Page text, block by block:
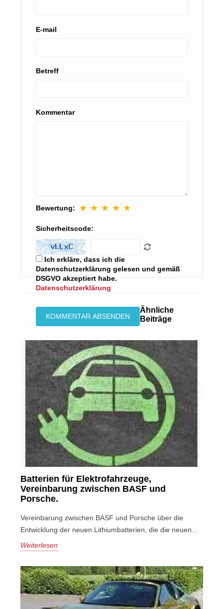
E-mail
Betreff
Kommentar
Bewertung: ★ ★ ★ ★ ★
Sicherheitscode:
Ich erkläre, dass ich die
Datenschutzerklärung gelesen und gemäß
DSGVO akzeptiert habe.
Datenschutzerklärung
Ähnliche
Beiträge
Batterien für Elektrofahrzeuge,
Vereinbarung zwischen BASF und
Porsche.
Vereinbarung zwischen BASF und Porsche über die
Entwicklung der neuen Lithiumbatterien, die die neuen...
Weiterlesen